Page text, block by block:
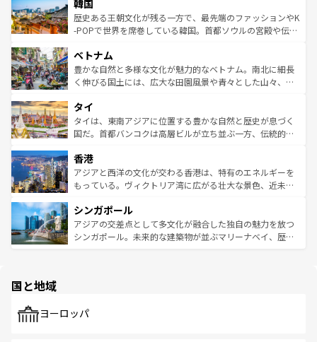
いる。アクティビティも充実しており、サーフィンやダイ
ビング、ハイキングなど、アウトドア好きにはたまらな
い。オーストラリアの多彩な魅力を存分に味わいつくそ
参照してほしい。
ン）、静ひつな山岳地帯である台湾東部など、都市の喧騒
と山間の静けさが共存しており、訪れる人に新しい発見と
驚きをもたらしてくれる。また、奥深い台湾の食文化も魅
容にもいいと評判のスイーツなど、バラエティ豊かな料理
が味わえる。 なお、新着の台湾情報は コンテンツ一覧を参
照してほしい。
韓国
歴史ある王朝文化が残る一方で、最先端のファッションやK
-POPで世界を席巻している韓国。首都ソウルの宮殿や伝統
き、地方に足を延ばせば四季折々の自然美を楽しむことが
できる。そして、キムチや焼肉、絶品のストリートフード
まで、さまざまな韓国料理が待っている。夜には、韓国な
リティに包まれながら、韓国の多彩な魅力を心ゆくまで味
わってみてほしい。 なお、新着の韓国情報はコンテンツ一
覧を参照してほしい。
ベトナム
豊かな自然と多様な文化が魅力的なベトナム。南北に細長
く伸びる国土には、広大な田園風景や青々とした山々、世
急速な発展と共に伝統が息づく。ハノイの古い町並みやホ
ーチミン市のフランス統治時代の建物も、独特の雰囲気を
醸し出している。また、バラエティの豊かさとおいしさで
とつ。フォーやバインミー、ベトナムコーヒーなどは、ぜ
ひ現地で味わいたい。どの地域を訪れてもあたたかい人々
が旅行者を迎えてくれるので、きっと忘れられない旅にな
参照してほしい。
タイ
タイは、東南アジアに位置する豊かな自然と歴史が息づく
国だ。首都バンコクは高層ビルが立ち並ぶ一方、伝統的な
の活気が交差している。北部ではチェンマイなどの山岳地
帯で自然と触れ合い、南部ではプーケットやクラビの美し
いビーチでリゾート気分を楽しむことができる。タイ料理
激する。気候は一年中温暖で、どの季節にも異なる楽しみ
が待っている。親しみやすいタイの人々、仏教を中心とし
た文化、そして多様な観光資源が、訪れる旅人を魅了し続
香港
アジアと西洋の文化が交わる香港は、特有のエネルギーを
もっている。ヴィクトリア湾に広がる壮大な景色、近未来
み、どこを訪れても感動するはず。観光スポットが密集し
ており、効率よく見どころを回れるのも魅力。息をのむよ
うな絶景から文化的な体験まで、香港を存分に楽しみ尽く
シンガポール
アジアの交差点として多文化が融合した独自の魅力を放つ
シンガポール。未来的な建築物が並ぶマリーナベイ、歴史
で、ホーカーズは地元の風情を楽しめる外せないスポット
国と地域
ヨーロッパ